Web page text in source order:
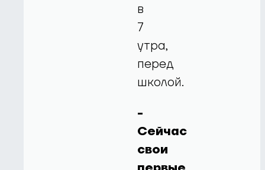
в
7
утра,
перед
школой.
-
Сейчас
свои